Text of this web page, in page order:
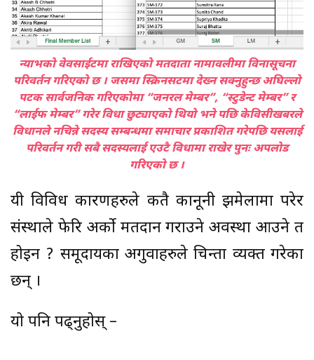
न्याभको वेवसाईटमा राखिएको मतदाता नामावलीमा विनासूचना
परिवर्तन गरिएको छ । जसमा स्क्रिनसटमा देख्न सक्नुहुन्छ अघिल्लो
पटक सार्वजनिक गरिएकोमा “जनरल मेम्बर”, “स्टुडेन्ट मेम्बर” र
“लाईफ मेम्बर” गरेर विधा छुट्याएको थियो भने पछि केविसीखबरले
विधानले नचिन्ने सदस्य सम्बन्धमा समाचार प्रकाशित गरेपछि यसलाई
परिवर्तन गरी सबै सदस्यलाई एउटै विधामा राखेर पुनः अपलोड
गरिएको छ ।
यी विविध कारणहरुले कतै कानूनी झमेलामा परेर
संस्थाले फेरि अर्को मतदान गराउने अवस्था आउने त
होइन ? समूदायका अगुवाहरुले चिन्ता व्यक्त गरेका
छन् ।
यो पनि पढ्नुहोस् –